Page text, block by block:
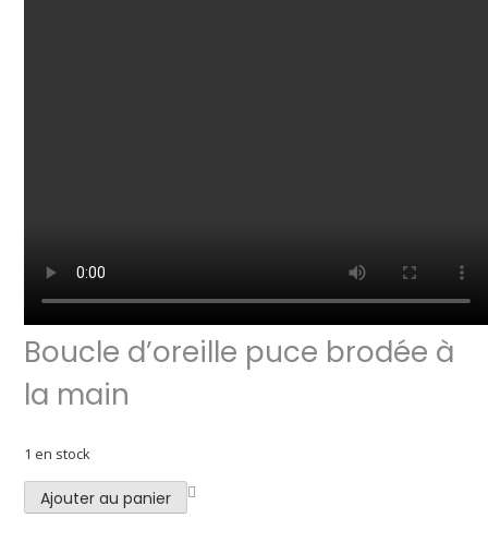
Boucle d’oreille puce brodée à
la main
1 en stock
Ajouter au panier